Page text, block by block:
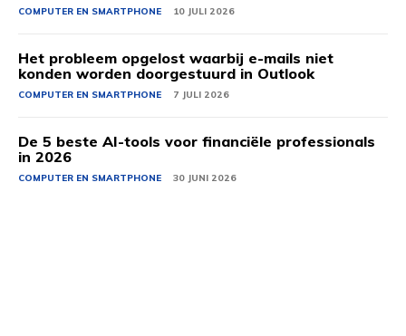
COMPUTER EN SMARTPHONE 10 JULI 2026
Het probleem opgelost waarbij e-mails niet
konden worden doorgestuurd in Outlook
COMPUTER EN SMARTPHONE 7 JULI 2026
De 5 beste AI-tools voor financiële professionals
in 2026
COMPUTER EN SMARTPHONE 30 JUNI 2026